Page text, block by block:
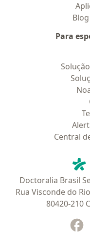
Para
Central
Doctoralia Brasil
Rua Visconde do
80420-210